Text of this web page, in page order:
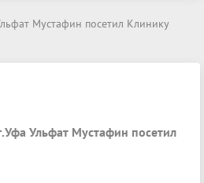
Мустафин посетил Клинику
Ульфат Мустафин посетил